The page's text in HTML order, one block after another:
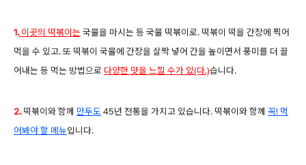
1. 이곳의 떡볶이는 국물을 마시는 등 국물 떡볶이로. 떡볶이 떡을 간장에 찍어
먹을 수 있고. 또 떡볶이 국물에 간장을 살짝 넣어 간을 높이면서 풍미를 더 끌
어내는 등 먹는 방법으로 다양한 맛을 느낄 수가 있(다.)습니다.
2. 떡볶이와 함께 만두도 45년 전통을 가지고 있습니다. 떡볶이와 함께 꼭! 먹
어봐야 할 메뉴입니다.